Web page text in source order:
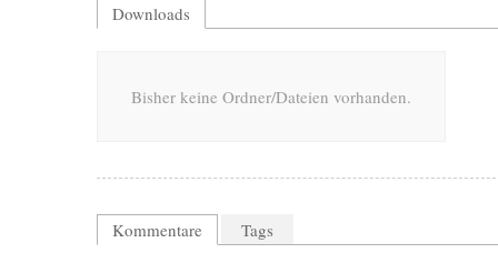
Downloads
Bisher keine Ordner/Dateien vorhanden.
Kommentare Tags